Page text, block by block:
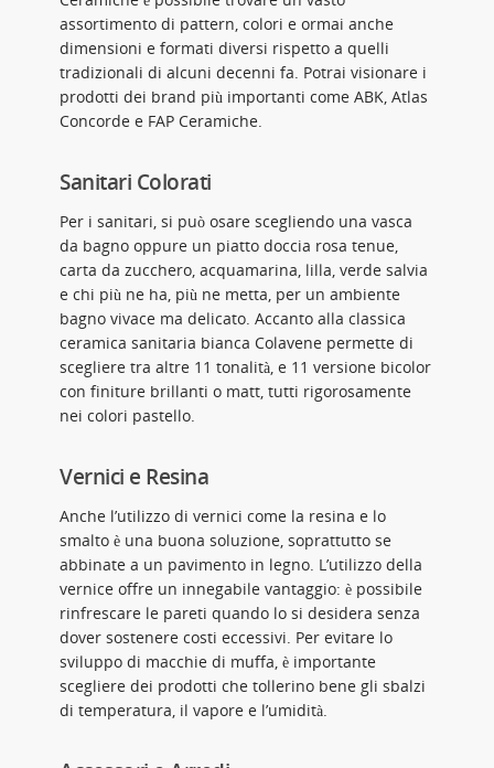
assortimento di pattern, colori e ormai anche
dimensioni e formati diversi rispetto a quelli
tradizionali di alcuni decenni fa. Potrai visionare i
prodotti dei brand più importanti come ABK, Atlas
Concorde e FAP Ceramiche.
Sanitari Colorati
Per i sanitari, si può osare scegliendo una vasca
da bagno oppure un piatto doccia rosa tenue,
carta da zucchero, acquamarina, lilla, verde salvia
e chi più ne ha, più ne metta, per un ambiente
bagno vivace ma delicato. Accanto alla classica
ceramica sanitaria bianca Colavene permette di
scegliere tra altre 11 tonalità, e 11 versione bicolor
con finiture brillanti o matt, tutti rigorosamente
nei colori pastello.
Vernici e Resina
Anche l’utilizzo di vernici come la resina e lo
smalto è una buona soluzione, soprattutto se
abbinate a un pavimento in legno. L’utilizzo della
vernice offre un innegabile vantaggio: è possibile
rinfrescare le pareti quando lo si desidera senza
dover sostenere costi eccessivi. Per evitare lo
sviluppo di macchie di muffa, è importante
scegliere dei prodotti che tollerino bene gli sbalzi
di temperatura, il vapore e l’umidità.